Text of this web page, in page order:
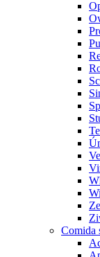
Comida